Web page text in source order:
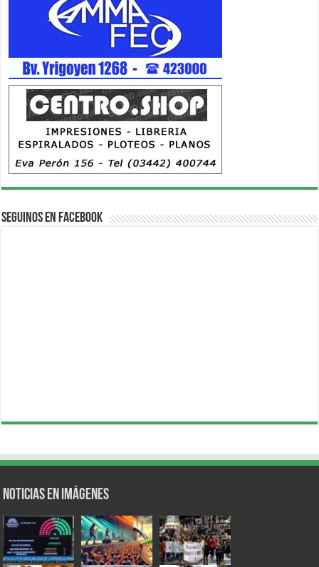
Seguinos en Facebook
Noticias en Imágenes